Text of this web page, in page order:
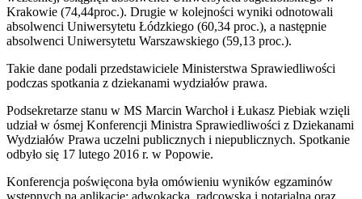
Krakowie (74,44proc.). Drugie w kolejności wyniki odnotowali
absolwenci Uniwersytetu Łódzkiego (60,34 proc.), a następnie
absolwenci Uniwersytetu Warszawskiego (59,13 proc.).
Takie dane podali przedstawiciele Ministerstwa Sprawiedliwości
podczas spotkania z dziekanami wydziałów prawa.
Podsekretarze stanu w MS Marcin Warchoł i Łukasz Piebiak wzięli
udział w ósmej Konferencji Ministra Sprawiedliwości z Dziekanami
Wydziałów Prawa uczelni publicznych i niepublicznych. Spotkanie
odbyło się 17 lutego 2016 r. w Popowie.
Konferencja poświęcona była omówieniu wyników egzaminów